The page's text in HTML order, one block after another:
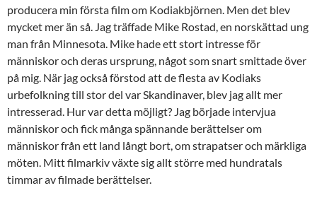
producera min första film om Kodiakbjörnen. Men det blev
mycket mer än så. Jag träffade Mike Rostad, en norskättad ung
man från Minnesota. Mike hade ett stort intresse för
människor och deras ursprung, något som snart smittade över
på mig. När jag också förstod att de flesta av Kodiaks
urbefolkning till stor del var Skandinaver, blev jag allt mer
intresserad. Hur var detta möjligt? Jag började intervjua
människor och fick många spännande berättelser om
människor från ett land långt bort, om strapatser och märkliga
möten. Mitt filmarkiv växte sig allt större med hundratals
timmar av filmade berättelser.